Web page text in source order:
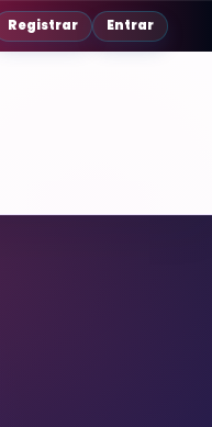
Registrar Entrar